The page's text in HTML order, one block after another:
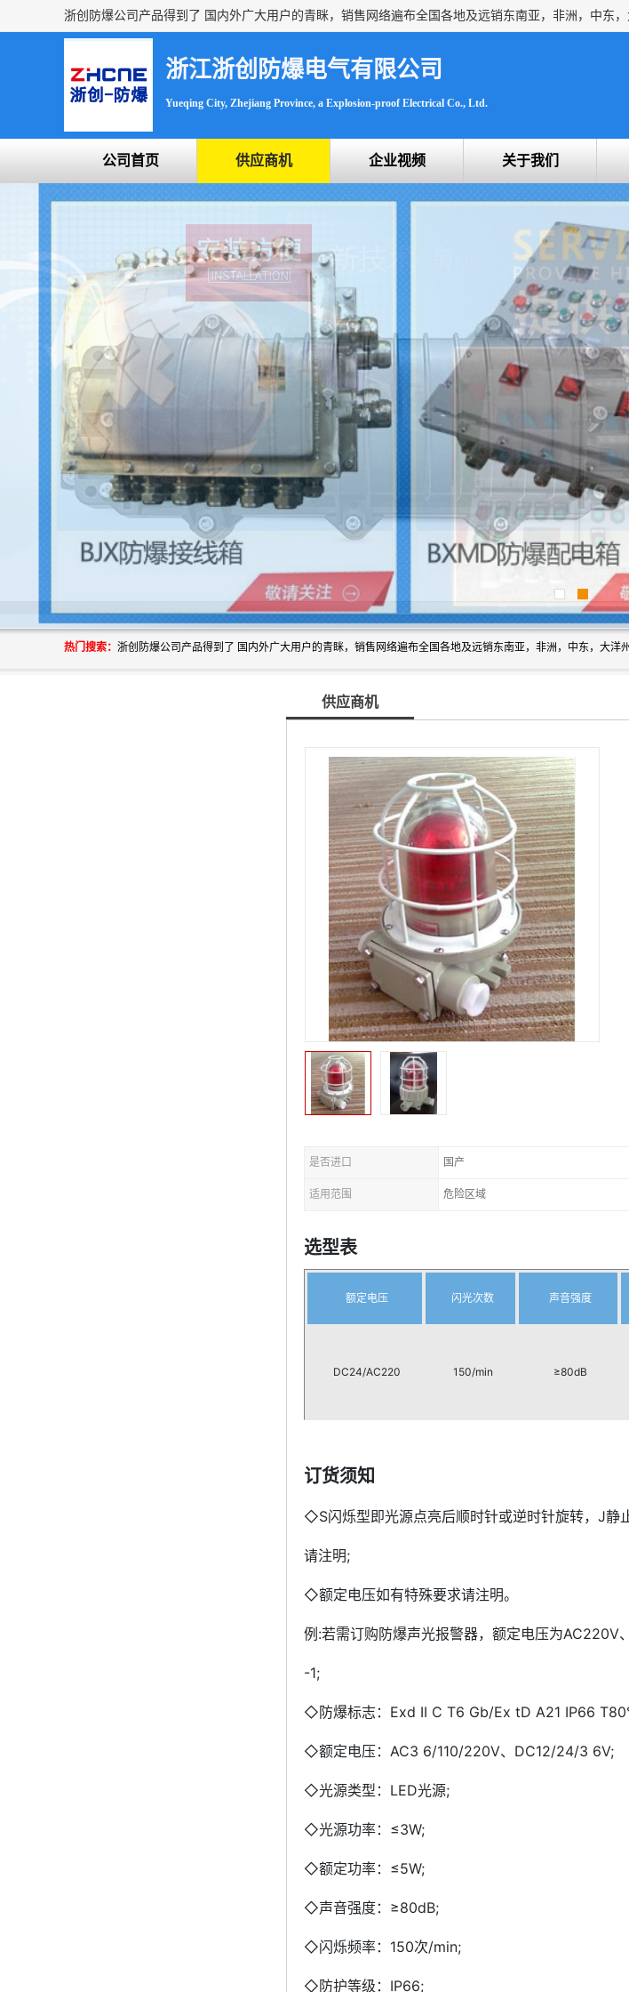
浙江浙创防爆电气有限公司
Yueqing City, Zhejiang Province, a Explosion-proof Electrical Co., Ltd.
公司首页 供应商机 企业视频 关于我们
热门搜索：
供应商机
是否进口 国产
适用范围 危险区域
选型表
额定电压 闪光次数 声音强度
DC24/AC220 150/min ≥80dB
订货须知
◇S闪烁型即光源点亮后顺时针或逆时针旋转，J静
请注明;
◇额定电压如有特殊要求请注明。
例:若需订购防爆声光报警器，额定电压为AC220V
-1;
◇防爆标志：Exd II C T6 Gb/Ex tD A21 IP66
◇额定电压：AC3 6/110/220V、DC12/24/3 6V;
◇光源类型：LED光源;
◇光源功率：≤3W;
◇额定功率：≤5W;
◇声音强度：≥80dB;
◇闪烁频率：150次/min;
◇防护等级：IP66;